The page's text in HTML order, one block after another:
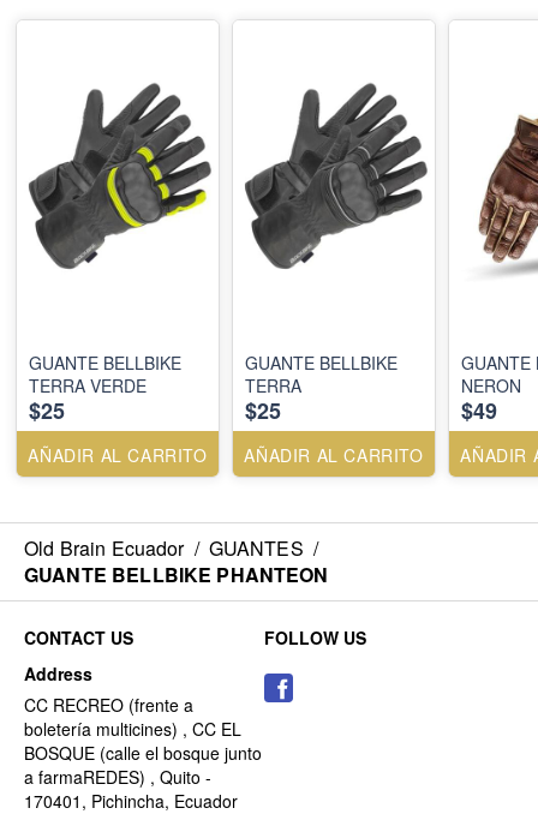
GUANTE BELLBIKE
TERRA VERDE
$25
AÑADIR AL CARRITO
GUANTE BELLBIKE
TERRA
$25
AÑADIR AL CARRITO
GUANTE
NERON
$49
AÑADIR
Old Brain Ecuador / GUANTES /
GUANTE BELLBIKE PHANTEON
CONTACT US
Address
CC RECREO (frente a
boletería multicines) , CC EL
BOSQUE (calle el bosque junto
a farmaREDES) , Quito -
170401, Pichincha, Ecuador
FOLLOW US